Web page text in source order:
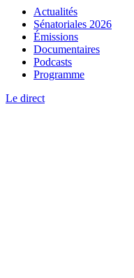
Actualités
Sénatoriales 2026
Émissions
Documentaires
Podcasts
Programme
Le direct